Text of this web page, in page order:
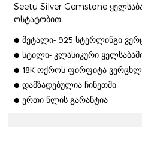
Seetu Silver Gemstone
ოსტატობით
● მეტალი- 925 სტერლინგი
● სტილი- კლასიკური
● 18K ოქროს ფირფიტა
● დამზადებულია ჩინეთში
● ერთი წლის გარანტია